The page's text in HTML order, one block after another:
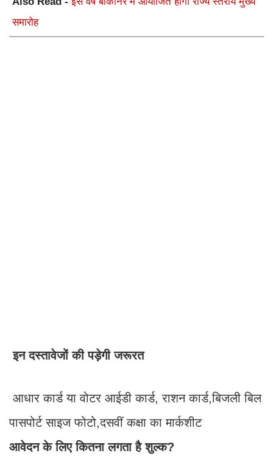
समारोह
इन दस्तावेजों की पड़ेगी जरूरत
आधार कार्ड या वोटर आईडी कार्ड, राशन कार्ड,बिजली बिल
पासपोर्ट साइज फोटो,दसवीं कक्षा का मार्कशीट
आवेदन के लिए कितना लगता है शुल्क?